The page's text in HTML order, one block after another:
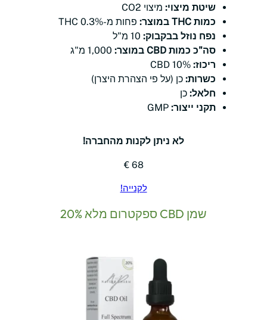
שיטת מיצוי: מיצוי CO2
כמות THC במוצר:
פחות מ-0.3% THC
נפח נוזל בבקבוק:
סה"כ כמות CBD במוצר:
ריכוז: 10% CBD
כשרות: כן (על פי הצהרת היצרן)
חלאל: כן
תקני ייצור:
לא ניתן לקנות מהחברה!
68 €
לקנייה!
שמן CBD ספקטרום מלא 20%